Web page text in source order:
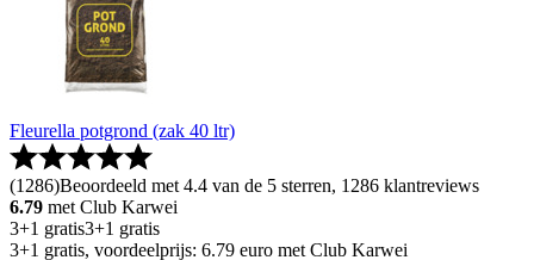
Fleurella potgrond (zak 40 ltr)
(1286)Beoordeeld met 4.4 van de 5 sterren, 1286 klantreviews
6.79 met Club Karwei
3+1 gratis3+1 gratis
3+1 gratis, voordeelprijs: 6.79 euro met Club Karwei